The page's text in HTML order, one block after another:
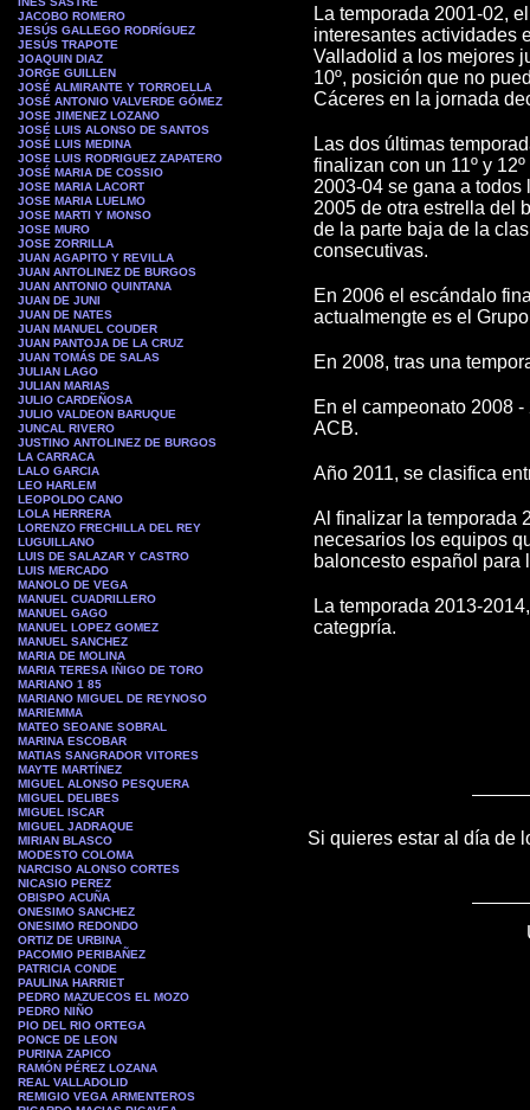
JACOBO ROMERO
JESÚS GALLEGO RODRÍGUEZ
JESÚS TRAPOTE
JOAQUIN DIAZ
JORGE GUILLEN
JOSÉ ALMIRANTE Y TORROELLA
JOSÉ ANTONIO VALVERDE GÓMEZ
JOSE JIMENEZ LOZANO
JOSÉ LUIS ALONSO DE SANTOS
JOSÉ LUIS MEDINA
JOSE LUIS RODRIGUEZ ZAPATERO
JOSÉ MARIA DE COSSIO
JOSE MARIA LACORT
JOSE MARIA LUELMO
JOSE MARTI Y MONSO
JOSE MURO
JOSE ZORRILLA
JUAN AGAPITO Y REVILLA
JUAN ANTOLINEZ DE BURGOS
JUAN ANTONIO QUINTANA
JUAN DE JUNI
JUAN DE NATES
JUAN MANUEL COUDER
JUAN PANTOJA DE LA CRUZ
JUAN TOMÁS DE SALAS
JULIAN LAGO
JULIAN MARIAS
JULIO CARDEÑOSA
JULIO VALDEON BARUQUE
JUNCAL RIVERO
JUSTINO ANTOLINEZ DE BURGOS
LA CARRACA
LALO GARCIA
LEO HARLEM
LEOPOLDO CANO
LOLA HERRERA
LORENZO FRECHILLA DEL REY
LUGUILLANO
LUIS DE SALAZAR Y CASTRO
LUIS MERCADO
MANOLO DE VEGA
MANUEL CUADRILLERO
MANUEL GAGO
MANUEL LOPEZ GOMEZ
MANUEL SANCHEZ
MARIA DE MOLINA
MARIA TERESA IÑIGO DE TORO
MARIANO 1 85
MARIANO MIGUEL DE REYNOSO
MARIEMMA
MATEO SEOANE SOBRAL
MARINA ESCOBAR
MATIAS SANGRADOR VITORES
MAYTE MARTÍNEZ
MIGUEL ALONSO PESQUERA
MIGUEL DELIBES
MIGUEL ISCAR
MIGUEL JADRAQUE
MIRIAN BLASCO
MODESTO COLOMA
NARCISO ALONSO CORTES
NICASIO PEREZ
OBISPO ACUÑA
ONESIMO SANCHEZ
ONESIMO REDONDO
ORTIZ DE URBINA
PACOMIO PERIBAÑEZ
PATRICIA CONDE
PAULINA HARRIET
PEDRO MAZUECOS EL MOZO
PEDRO NIÑO
PIO DEL RIO ORTEGA
PONCE DE LEON
PURINA ZAPICO
RAMÓN PÉREZ LOZANA
REAL VALLADOLID
REMIGIO VEGA ARMENTEROS
La temporada 2001-02,
interesantes actividades
Valladolid a los mejores
10º, posición que no
Cáceres en la jornada
Las dos últimas
finalizan con un 11º y
2003-04 se gana a todos
2005 de otra estrella del
de la parte baja de la
consecutivas.
En 2006 el escándalo
actualmengte es el
En 2008, tras una
En el campeonato 2008
ACB.
Año 2011, se clasifica
Al finalizar la temporada
necesarios los equipos
baloncesto español para
La temporada 2013-
categpría.
Si quieres estar al día de